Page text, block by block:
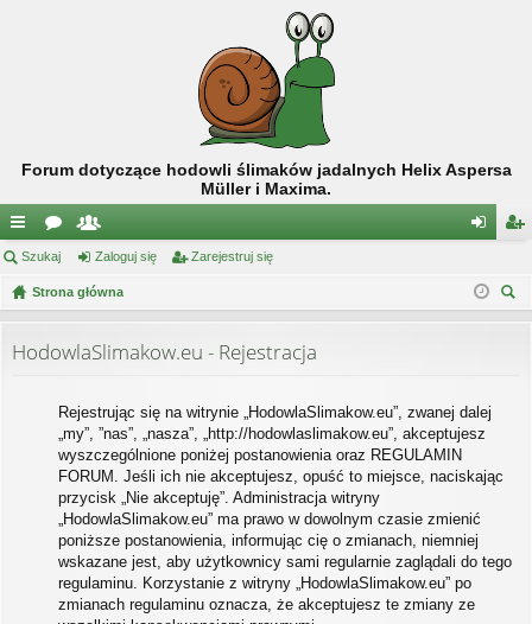
Forum dotyczące hodowli ślimaków jadalnych Helix Aspersa
Müller i Maxima.
ię
ce
…
or
a
ży
tk
w
cy
og ej
Szukaj Zaloguj się Zarejestruj się
Strona główna
HodowlaSlimakow.eu - Rejestracja
Rejestrując się na witrynie „HodowlaSlimakow.eu”, zwanej dalej
„my”, ”nas”, „nasza”, „http://hodowlaslimakow.eu”, akceptujesz
wyszczególnione poniżej postanowienia oraz REGULAMIN
FORUM. Jeśli ich nie akceptujesz, opuść to miejsce, naciskając
przycisk „Nie akceptuję”. Administracja witryny
„HodowlaSlimakow.eu” ma prawo w dowolnym czasie zmienić
poniższe postanowienia, informując cię o zmianach, niemniej
wskazane jest, aby użytkownicy sami regularnie zaglądali do tego
regulaminu. Korzystanie z witryny „HodowlaSlimakow.eu” po
zmianach regulaminu oznacza, że akceptujesz te zmiany ze